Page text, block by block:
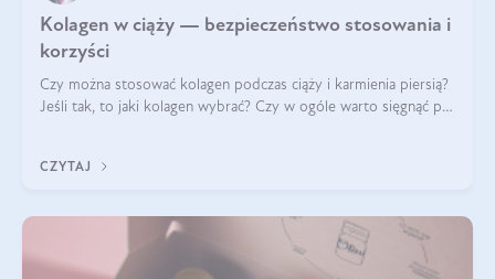
Kolagen w ciąży — bezpieczeństwo stosowania i
korzyści
Czy można stosować kolagen podczas ciąży i karmienia piersią?
Jeśli tak, to jaki kolagen wybrać? Czy w ogóle warto sięgnąć po
CZYTAJ